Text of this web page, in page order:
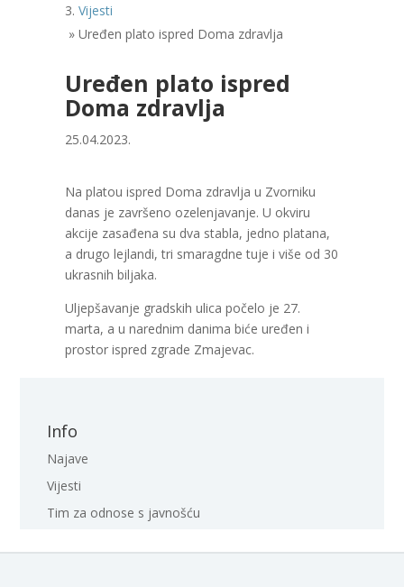
Vijesti
»Uređen plato ispred Doma zdravlja
Uređen plato ispred
Doma zdravlja
25.04.2023.
Na platou ispred Doma zdravlja u Zvorniku
danas je završeno ozelenjavanje. U okviru
akcije zasađena su dva stabla, jedno platana,
a drugo lejlandi, tri smaragdne tuje i više od 30
ukrasnih biljaka.
Uljepšavanje gradskih ulica počelo je 27.
marta, a u narednim danima biće uređen i
prostor ispred zgrade Zmajevac.
Info
Najave
Vijesti
Tim za odnose s javnošću